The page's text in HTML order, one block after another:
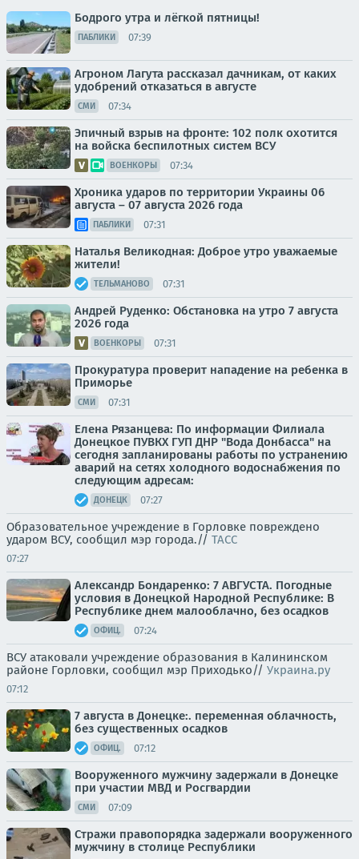
Бодрого утра и лёгкой пятницы!
ПАБЛИКИ 07:39
Агроном Лагута рассказал дачникам, от каких
удобрений отказаться в августе
СМИ 07:34
Эпичный взрыв на фронте: 102 полк охотится
на войска беспилотных систем ВСУ
ВОЕНКОРЫ 07:34
Хроника ударов по территории Украины 06
августа – 07 августа 2026 года
ПАБЛИКИ 07:31
Наталья Великодная: Доброе утро уважаемые
жители!
ТЕЛЬМАНОВО 07:31
Андрей Руденко: Обстановка на утро 7 августа
2026 года
ВОЕНКОРЫ 07:31
Прокуратура проверит нападение на ребенка в
Приморье
СМИ 07:31
Елена Рязанцева: По информации Филиала
Донецкое ПУВКХ ГУП ДНР "Вода Донбасса" на
сегодня запланированы работы по устранению
аварий на сетях холодного водоснабжения по
следующим адресам:
ДОНЕЦК 07:27
Образовательное учреждение в Горловке повреждено
ударом ВСУ, сообщил мэр города.// ТАСС
07:27
Александр Бондаренко: 7 АВГУСТА. Погодные
условия в Донецкой Народной Республике: В
Республике днем малооблачно, без осадков
ОФИЦ. 07:24
ВСУ атаковали учреждение образования в Калининском
районе Горловки, сообщил мэр Приходько// Украина.ру
07:12
7 августа в Донецке:. переменная облачность,
без существенных осадков
ОФИЦ. 07:12
Вооруженного мужчину задержали в Донецке
при участии МВД и Росгвардии
СМИ 07:09
Стражи правопорядка задержали вооруженного
мужчину в столице Республики